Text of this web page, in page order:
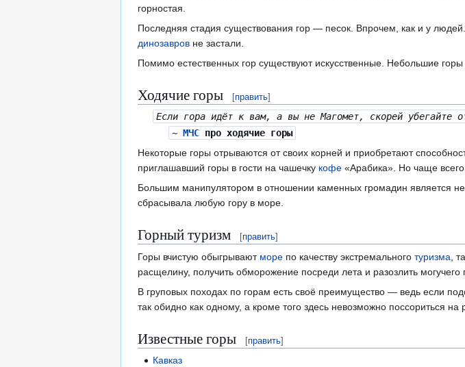
горностая.
Последняя стадия существования гор — песок. Впрочем, как и у
динозавров не застали.
Помимо естественных гор существуют искусственные. Небольшие
Ходячие горы [править]
Если гора идёт к вам, а вы не Магомет, скорей убегайте
~ МЧСпро ходячие горы
Некоторые горы отрываются от своих корней и приобретают
приглашавший горы в гости на чашечку кофе «Арабика». Но чаще
Большим манипулятором в отношении каменных громадин является
сбрасывала любую гору в море.
Горный туризм [править]
Горы вчистую обыгрывают море по качеству экстремального туризма,
расщелину, получить обморожение посреди лета и разозлить могучего
В груповых походах по горам есть своё преимущество — ведь если
так обидно как одному, а кроме того здесь невозможно поссориться на
Известные горы [править]
Кавказ